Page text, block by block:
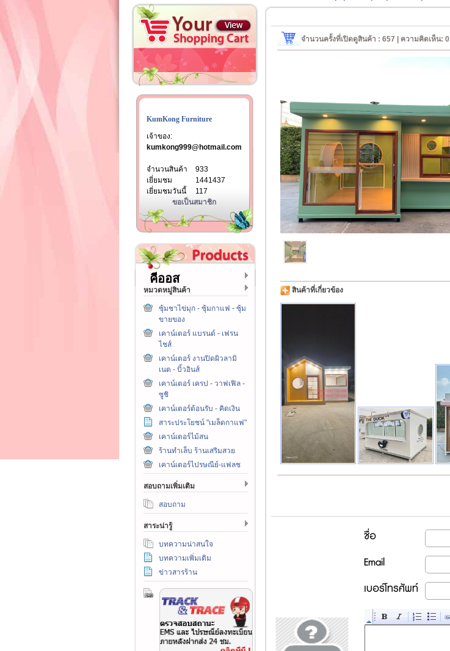
KumKong Furniture
เจ้าของ:
kumkong999@hotmail.com
จำนวนสินค้า
933
เยี่ยมชม
1441437
เยี่ยมชมวันนี้
117
ขอเป็นสมาชิก
คีออส
หมวดหมู่สินค้า
ซุ้มชาไข่มุก - ซุ้มกาแฟ - ซุ้ม
ขายของ
เคาน์เตอร์ แบรนด์ - เฟรน
ไชส์
เคาน์เตอร์ งานปิดผิวลามิ
เนต - บิ้วอินส์
เคาน์เตอร์ เครป - วาฟเฟิล -
ซูชิ
เคาน์เตอร์ต้อนรับ - คิดเงิน
สาระประโยชน์ "เมล็ดกาแฟ"
เคาน์เตอร์ไม้สน
ร้านทำเล็บ ร้านเสริมสวย
เคาน์เตอร์ไปรษณีย์-แฟลช
สอบถามเพิ่มเติม
สอบถาม
สาระน่ารู้
บทความน่าสนใจ
บทความเพิ่มเติม
ข่าวสารร้าน
จำนวนครั้งที่เปิดดูสินค้า : 657 | ความคิดเห็น: 0
สินค้าที่เกี่ยวข้อง
ชื่อ
Email
เบอร์โทรศัพท์